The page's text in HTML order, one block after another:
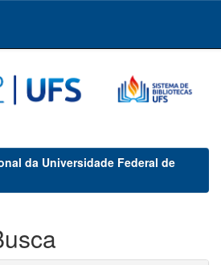
da Universidade Federal de